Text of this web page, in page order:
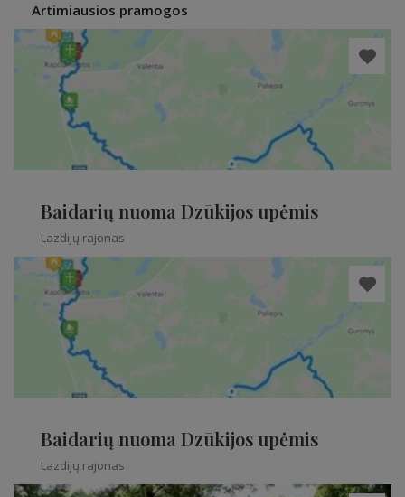
Artimiausios pramogos
Baidarių nuoma Dzūkijos upėmis
Lazdijų rajonas
Baidarių nuoma Dzūkijos upėmis
Lazdijų rajonas